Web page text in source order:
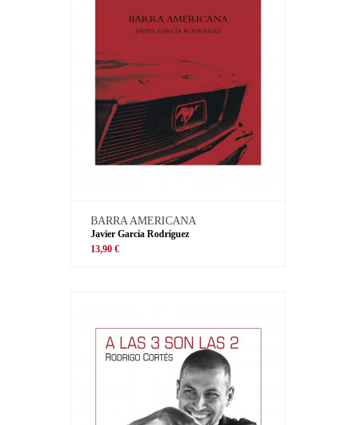
BARRA AMERICANA
Javier García Rodríguez
13,90 €